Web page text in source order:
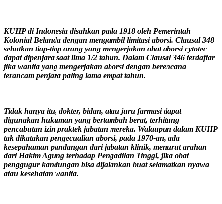
KUHP di Indonesia disahkan pada 1918 oleh Pemerintah
Kolonial Belanda dengan mengambil limitasi aborsi. Clausal 348
sebutkan tiap-tiap orang yang mengerjakan obat aborsi cytotec
dapat dipenjara saat lima 1/2 tahun. Dalam Clausal 346 terdaftar
jika wanita yang mengerjakan aborsi dengan berencana
terancam penjara paling lama empat tahun.
Tidak hanya itu, dokter, bidan, atau juru farmasi dapat
digunakan hukuman yang bertambah berat, terhitung
pencabutan izin praktek jabatan mereka. Walaupun dalam KUHP
tak dikatakan pengecualian aborsi, pada 1970-an, ada
kesepahaman pandangan dari jabatan klinik, menurut arahan
dari Hakim Agung terhadap Pengadilan Tinggi, jika obat
penggugur kandungan bisa dijalankan buat selamatkan nyawa
atau kesehatan wanita.